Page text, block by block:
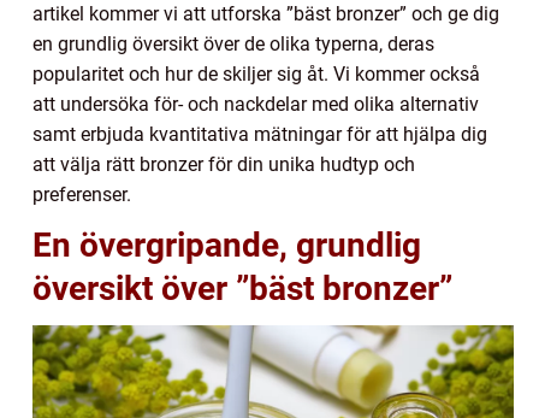
artikel kommer vi att utforska ”bäst bronzer” och ge dig
en grundlig översikt över de olika typerna, deras
popularitet och hur de skiljer sig åt. Vi kommer också
att undersöka för- och nackdelar med olika alternativ
samt erbjuda kvantitativa mätningar för att hjälpa dig
att välja rätt bronzer för din unika hudtyp och
preferenser.
En övergripande, grundlig
översikt över ”bäst bronzer”